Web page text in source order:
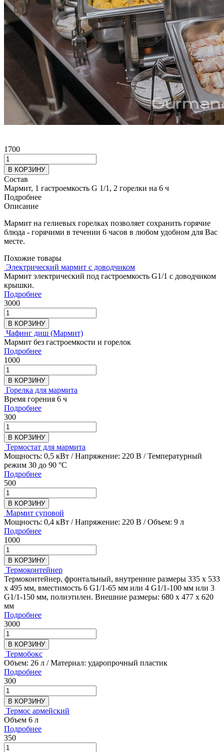
1700
В КОРЗИНУ
Состав
Мармит, 1 гастроемкость G 1/1, 2 горелки на 6 ч
Подробнее
Описание
Мармит на гелиевых горелках позволяет сохранить горячие
блюда - горячими в течении 6 часов в любом удобном для Вас
месте.
Похожие товары
Электрический мармит с доводчиком
Мармит электрический под гастроемкость G1/1 c доводчиком
крышки.
Подробнее
3000
В КОРЗИНУ
Чафинг диш (Мармит)
Мармит без гастроемкости и горелок
Подробнее
1000
В КОРЗИНУ
Горелка для мармита
Время горения 6 ч
Подробнее
300
В КОРЗИНУ
Термостат для мармита
Мощность: 0,5 кВт / Напряжение: 220 В / Температурный
режим 30 до 90 °C
Подробнее
500
В КОРЗИНУ
Мармит суповой
Мощность: 0,4 кВт / Напряжение: 220 В / Объем: 9 л
Подробнее
1000
В КОРЗИНУ
Термоконтейнер
Термоконтейнер, фронтальный, внутренние размеры 335 х 533
х 495 мм, вместимость 6 G1/1-65 мм или 4 G1/1-100 мм или 3
G1/1-150 мм, полиэтилен. Внешние размеры: 680 х 477 х 620
мм
Подробнее
3000
В КОРЗИНУ
Термобокс
Объем: 26 л / Материал: ударопрочный пластик
Подробнее
300
В КОРЗИНУ
Термос армейский
Объем 6 л
Подробнее
350